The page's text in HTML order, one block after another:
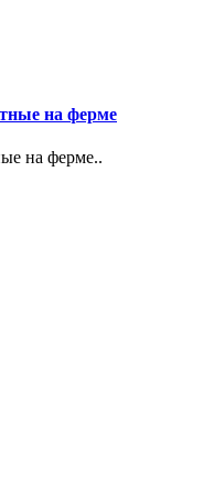
на ферме
на ферме..